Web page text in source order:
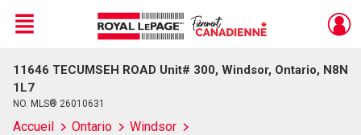
Live
En Direct
Menu
11646 TECUMSEH ROAD Unit# 300, Windsor, Ontario, N8N
1L7
NO. MLS® 26010631
Accueil Ontario
Windsor